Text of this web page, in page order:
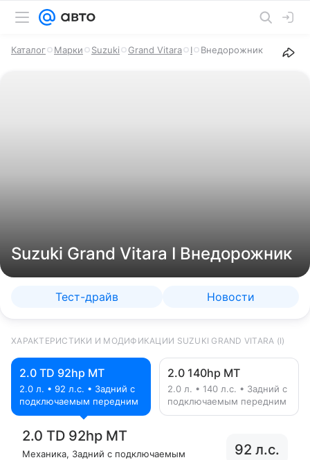
Каталог Марки Suzuki Grand Vitara I Внедорожник
Suzuki Grand Vitara I Внедорожник
Тест-драйв Новости
ХАРАКТЕРИСТИКИ И МОДИФИКАЦИИ SUZUKI GRAND VITARA (I)
2.0 TD 92hp MT
2.0 л. • 92 л.с. • Задний с
подключаемым передним
2.0 140hp MT
2.0 л. • 140 л.с. • Задний с
подключаемым передним
2.0 TD 92hp MT
Механика, Задний с подключаемым
92 л.с.